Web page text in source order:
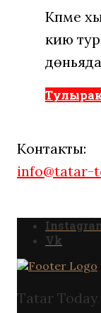
Күпме
кию
Контакты:
info@tatar-
Vk
Tatar